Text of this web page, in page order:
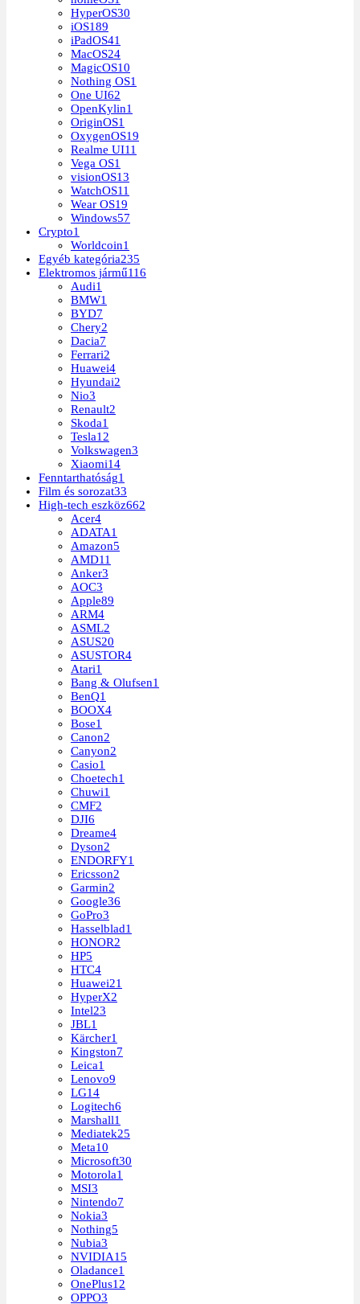
HyperOS30
iOS189
iPadOS41
MacOS24
MagicOS10
Nothing OS1
One UI62
OpenKylin1
OriginOS1
OxygenOS19
Realme UI11
Vega OS1
visionOS13
WatchOS11
Wear OS19
Windows57
Crypto1
Worldcoin1
Egyéb kategória235
Elektromos jármű116
Audi1
BMW1
BYD7
Chery2
Dacia7
Ferrari2
Huawei4
Hyundai2
Nio3
Renault2
Skoda1
Tesla12
Volkswagen3
Xiaomi14
Fenntarthatóság1
Film és sorozat33
High-tech eszköz662
Acer4
ADATA1
Amazon5
AMD11
Anker3
AOC3
Apple89
ARM4
ASML2
ASUS20
ASUSTOR4
Atari1
Bang & Olufsen1
BenQ1
BOOX4
Bose1
Canon2
Canyon2
Casio1
Choetech1
Chuwi1
CMF2
DJI6
Dreame4
Dyson2
ENDORFY1
Ericsson2
Garmin2
Google36
GoPro3
Hasselblad1
HONOR2
HP5
HTC4
Huawei21
HyperX2
Intel23
JBL1
Kärcher1
Kingston7
Leica1
Lenovo9
LG14
Logitech6
Marshall1
Mediatek25
Meta10
Microsoft30
Motorola1
MSI3
Nintendo7
Nokia3
Nothing5
Nubia3
NVIDIA15
Oladance1
OnePlus12
OPPO3